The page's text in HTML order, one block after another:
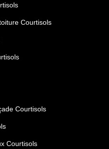
Courtisols
Courtisols
Courtisols